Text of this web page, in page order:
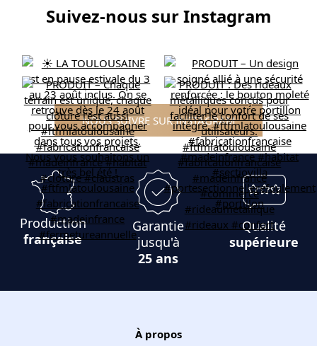
Suivez-nous sur Instagram
NOUS SUIVRE SUR INSTAGRAM
Production
française
Garantie
jusqu'à
25 ans
Qualité
supérieure
À propos